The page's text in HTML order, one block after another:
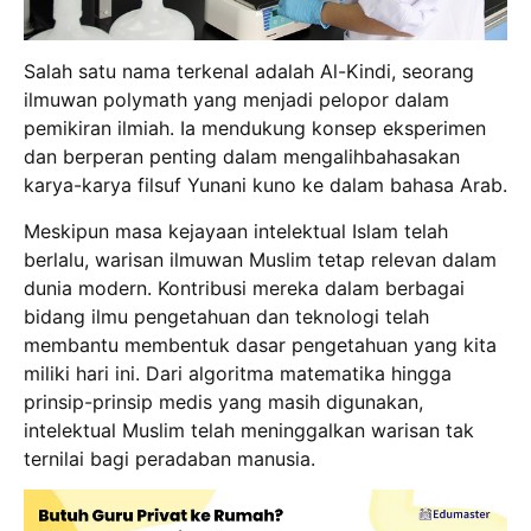
Salah satu nama terkenal adalah Al-Kindi, seorang
ilmuwan polymath yang menjadi pelopor dalam
pemikiran ilmiah. Ia mendukung konsep eksperimen
dan berperan penting dalam mengalihbahasakan
karya-karya filsuf Yunani kuno ke dalam bahasa Arab.
Meskipun masa kejayaan intelektual Islam telah
berlalu, warisan ilmuwan Muslim tetap relevan dalam
dunia modern. Kontribusi mereka dalam berbagai
bidang ilmu pengetahuan dan teknologi telah
membantu membentuk dasar pengetahuan yang kita
miliki hari ini. Dari algoritma matematika hingga
prinsip-prinsip medis yang masih digunakan,
intelektual Muslim telah meninggalkan warisan tak
ternilai bagi peradaban manusia.